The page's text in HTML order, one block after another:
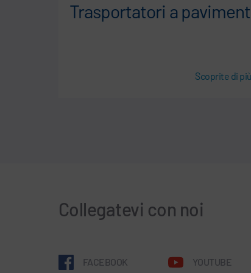
Trasportatori a
Scoprite di più
Collegatevi con noi
FACEBOOK YOUTUBE